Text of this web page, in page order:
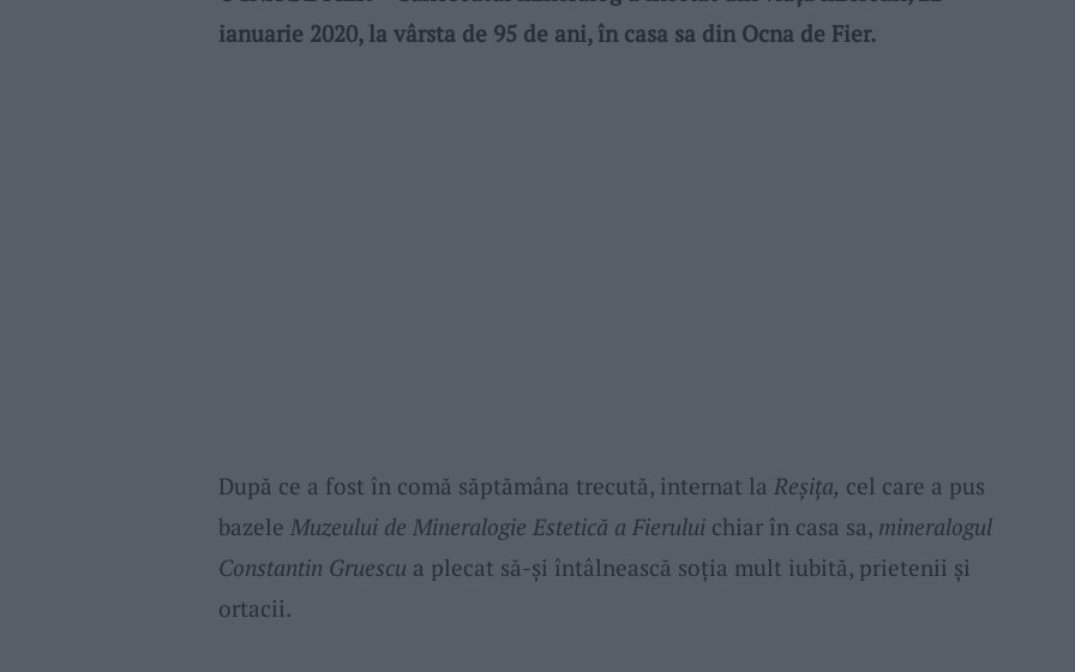
ianuarie 2020, la vârsta de 95 de ani, în casa sa din Ocna de Fier.
După ce a fost în comă săptămâna trecută, internat la Reşiţa, cel care a pus
bazele Muzeului de Mineralogie Estetică a Fieruluichiar în casa sa, mineralogul
Constantin Gruescu a plecat să-şi întâlnească soţia mult iubită, prietenii şi
ortacii.